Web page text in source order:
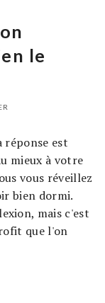
le
réponse est
mieux à votre
vous réveillez
bien dormi.
mais c'est
que l'on